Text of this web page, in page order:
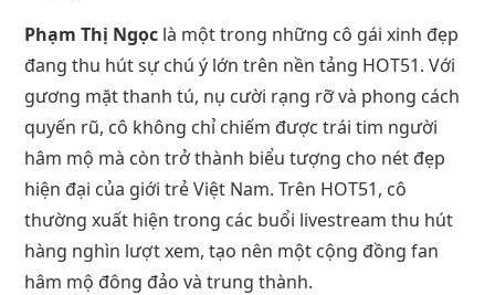
Phạm Thị Ngọc là một trong những cô gái xinh đẹp
đang thu hút sự chú ý lớn trên nền tảng HOT51. Với
gương mặt thanh tú, nụ cười rạng rỡ và phong cách
quyến rũ, cô không chỉ chiếm được trái tim người
hâm mộ mà còn trở thành biểu tượng cho nét đẹp
hiện đại của giới trẻ Việt Nam. Trên HOT51, cô
thường xuất hiện trong các buổi livestream thu hút
hàng nghìn lượt xem, tạo nên một cộng đồng fan
hâm mộ đông đảo và trung thành.